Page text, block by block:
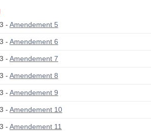
- Amendement 5
- Amendement 6
- Amendement 7
- Amendement 8
- Amendement 9
- Amendement 10
- Amendement 11